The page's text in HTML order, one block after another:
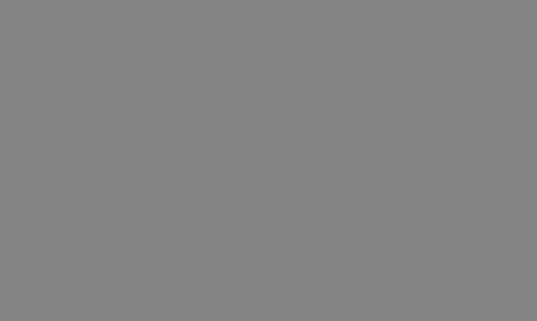
χρήστης
ιστότοπο και
χρήστης πριν
και τις